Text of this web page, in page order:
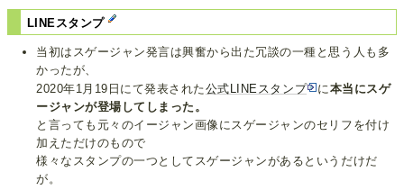
LINEスタンプ
当初はスゲージャン発言は興奮から出た冗談の一種と思う人も多
かったが、
2020年1月19日にて発表された公式LINEスタンプ に 本当にスゲ
ージャンが登場してしまった。
と言っても元々のイージャン画像にスゲージャンのセリフを付け
加えただけのもので
様々なスタンプの一つとしてスゲージャンがあるというだけだ
が。